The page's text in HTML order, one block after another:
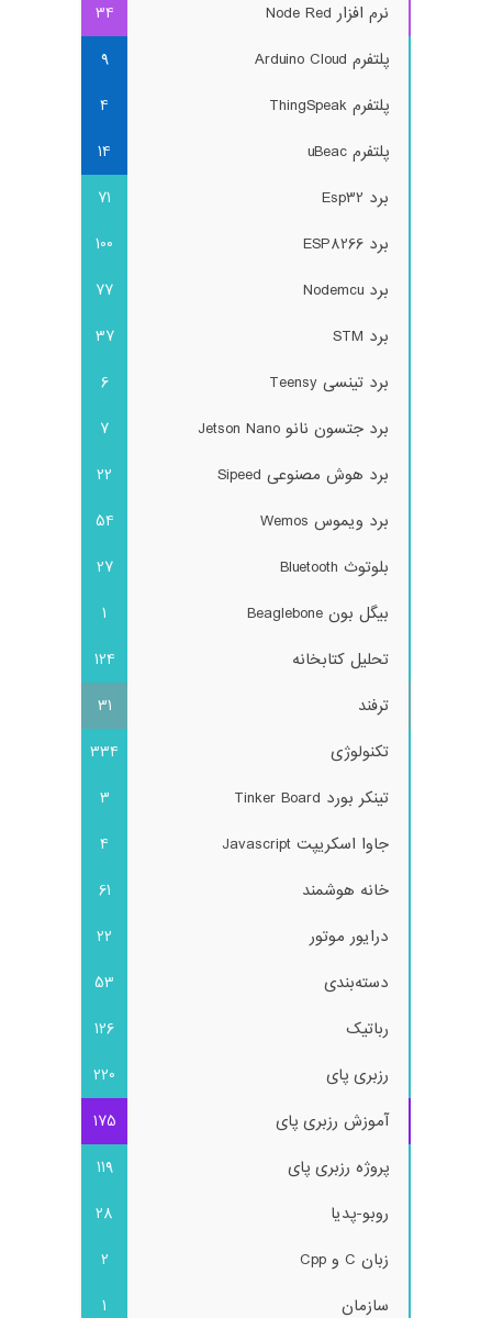
نرم افزار Node Red
34
پلتفرم Arduino Cloud
9
پلتفرم ThingSpeak
4
پلتفرم uBeac
14
برد Esp32
71
برد ESP8266
100
برد Nodemcu
77
برد STM
37
برد تینسی Teensy
6
برد جتسون نانو Jetson Nano
7
برد هوش مصنوعی Sipeed
22
برد ویموس Wemos
54
بلوتوث Bluetooth
27
بیگل بون Beaglebone
1
تحلیل کتابخانه
124
ترفند
31
تکنولوژی
334
تینکر بورد Tinker Board
3
جاوا اسکریپت Javascript
4
خانه هوشمند
61
درایور موتور
22
دسته‌بندی
53
رباتیک
126
رزبری پای
220
آموزش رزبری پای
175
پروژه رزبری پای
119
روبو-پدیا
28
زبان C و Cpp
2
سازمان
1